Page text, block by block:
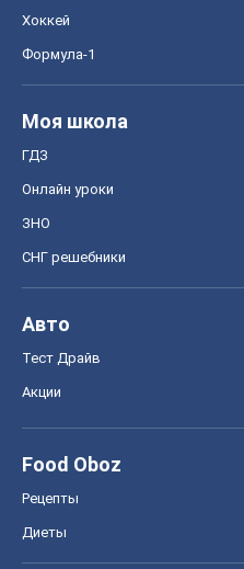
Хоккей
Формула-1
Моя школа
ГДЗ
Онлайн уроки
ЗНО
СНГ решебники
Авто
Тест Драйв
Акции
Food Oboz
Рецепты
Диеты